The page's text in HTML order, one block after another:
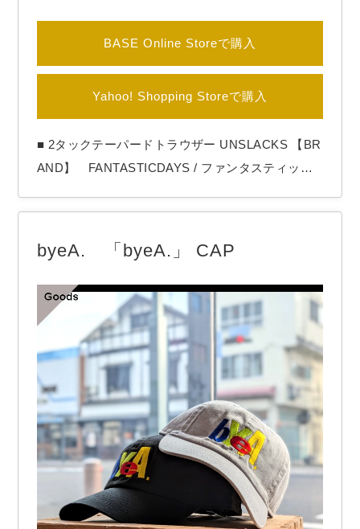
BASE Online Storeで購入
Yahoo! Shopping Storeで購入
■ 2タックテーパードトラウザー UNSLACKS 【BR
AND】 FANTASTICDAYS / ファンタスティック
「UNSLACKS」 2タックテーパードトラウザー。
クパンツ。 ウェストは後ろのみゴム仕様、内側…
byeA. 「byeA.」 CAP